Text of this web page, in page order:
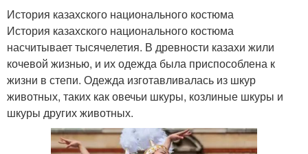
История казахского национального костюма
История казахского национального костюма
насчитывает тысячелетия. В древности казахи жили
кочевой жизнью, и их одежда была приспособлена к
жизни в степи. Одежда изготавливалась из шкур
животных, таких как овечьи шкуры, козлиные шкуры и
шкуры других животных.